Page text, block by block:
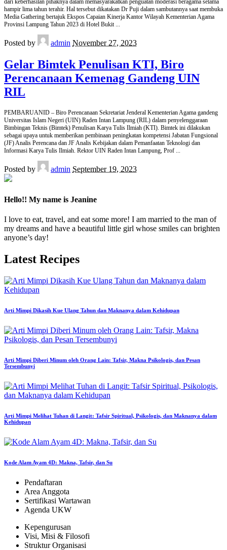
dari keberhasilan pihaknya dalam memasyarakatkan penguatan moderasi beragama selama
hampir lima tahun terahir. Hal tersebut dikatakan Dr Puji dalam sambutannya saat membuka
Media Gathering bertajuk Ekspos Capaian Kinerja Kantor Wilayah Kementerian Agama
Provinsi Lampung Tahun 2023 di Hotel Bukit ...
Posted by admin November 27, 2023
Gelar Bimtek Penulisan KTI, Biro
Perencanaan Kemenag Gandeng UIN
RIL
PEMBARUANID – Biro Perencanaan Sekretariat Jenderal Kementerian Agama gandeng
Universitas Islam Negeri (UIN) Raden Intan Lampung (RIL) dalam penyelenggaraan
Bimbingan Teknis (Bimtek) Penulisan Karya Tulis Ilmiah (KTI). Bimtek ini dilakukan
sebagai upaya untuk memberikan pembinaan peningkatan kompetensi Jabatan Fungsional
(JF) Analis Perencana dan JF Analis Kebijakan dalam Pemanfaatan Teknologi dan
Informasi Karya Tulis Ilmiah. Rektor UIN Raden Intan Lampung, Prof ...
Posted by admin September 19, 2023
Hello!! My name is Jeanine
I love to eat, travel, and eat some more! I am married to the man of
my dreams and have a beautiful little girl whose smiles can brighten
anyone’s day!
Latest Recipes
Arti Mimpi Dikasih Kue Ulang Tahun dan Maknanya dalam Kehidupan
Arti Mimpi Diberi Minum oleh Orang Lain: Tafsir, Makna Psikologis, dan Pesan
Tersembunyi
Arti Mimpi Melihat Tuhan di Langit: Tafsir Spiritual, Psikologis, dan Maknanya dalam
Kehidupan
Kode Alam Ayam 4D: Makna, Tafsir, dan Su
Pendaftaran
Area Anggota
Sertifikasi Wartawan
Agenda UKW
Kepengurusan
Visi, Misi & Filosofi
Struktur Organisasi